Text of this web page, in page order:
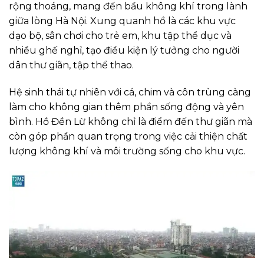
rộng thoáng, mang đến bầu không khí trong lành
giữa lòng Hà Nội. Xung quanh hồ là các khu vực
dạo bộ, sân chơi cho trẻ em, khu tập thể dục và
nhiều ghế nghỉ, tạo điều kiện lý tưởng cho người
dân thư giãn, tập thể thao.
Hệ sinh thái tự nhiên với cá, chim và côn trùng càng
làm cho không gian thêm phần sống động và yên
bình. Hồ Đền Lừ không chỉ là điểm đến thư giãn mà
còn góp phần quan trọng trong việc cải thiện chất
lượng không khí và môi trường sống cho khu vực.